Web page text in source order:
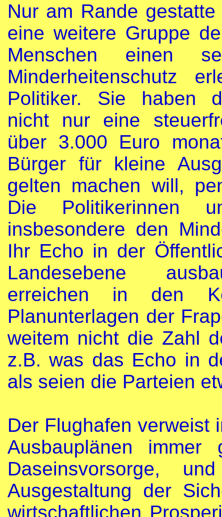
Nur am Rande
eine weitere Gruppe
Menschen einen
Minderheitenschutz
Politiker. Sie haben
nicht nur eine
über 3.000 Euro
Bürger für kleine
gelten machen will,
Die Politikerinnen
insbesondere den
Ihr Echo in der
Landesebene
erreichen in den
Planunterlagen der
weitem nicht die Zahl
z.B. was das Echo in
als seien die Parteien
Der Flughafen verweist
Ausbauplänen
Daseinsvorsorge,
Ausgestaltung der
wirtschaftlichen